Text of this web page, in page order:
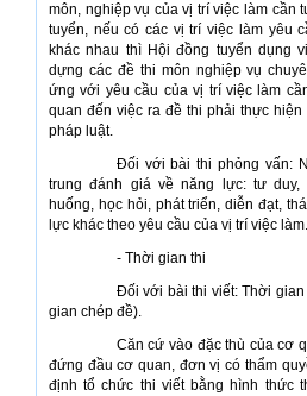
môn, nghiệp vụ của vị trí việc làm cần
tuyển, nếu có các vị trí việc làm yêu
khác nhau thì Hội đồng tuyển dụng
dựng các đề thi môn nghiệp vụ
ứng với yêu cầu của vị trí việc làm
quan đến việc ra đề thi phải thực
pháp luật.
Đối với bài thi phỏng vấn:
trung đánh giá về năng lực: tư duy,
huống, học hỏi, phát triển, diễn đạt,
lực khác theo yêu cầu của vị trí việc làm.
- Thời gian thi
Đối với bài thi viết: Thời
gian chép đề).
Căn cứ vào đặc thù của cơ
đứng đầu cơ quan, đơn vị có thẩm
định tổ chức thi viết bằng hình thức